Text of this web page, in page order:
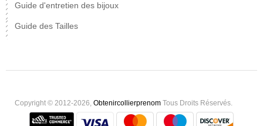
Guide d'entretien des bijoux
Guide des Tailles
Copyright © 2012-2026, Obtenircollierprenom Tous Droits Réservés.